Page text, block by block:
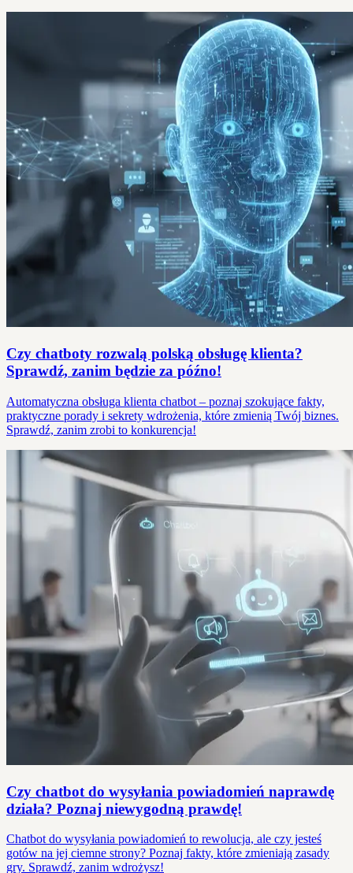
Czy chatboty rozwalą polską obsługę klienta?
Sprawdź, zanim będzie za późno!
Automatyczna obsługa klienta chatbot – poznaj szokujące fakty,
praktyczne porady i sekrety wdrożenia, które zmienią Twój biznes.
Sprawdź, zanim zrobi to konkurencja!
Czy chatbot do wysyłania powiadomień naprawdę
działa? Poznaj niewygodną prawdę!
Chatbot do wysyłania powiadomień to rewolucja, ale czy jesteś
gotów na jej ciemne strony? Poznaj fakty, które zmieniają zasady
gry. Sprawdź, zanim wdrożysz!